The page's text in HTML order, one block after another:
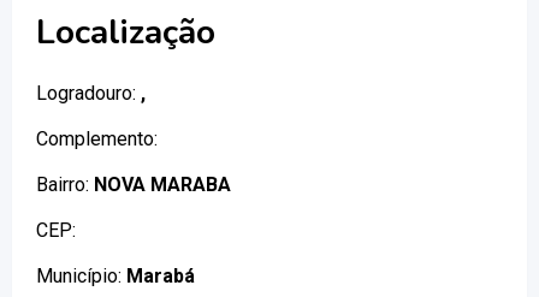
Localização
Logradouro: ,
Complemento:
Bairro: NOVA MARABA
CEP:
Município: Marabá